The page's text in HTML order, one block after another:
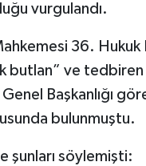
vurgulandı.
36.
butlan” ve tedbiren
Genel Başkanlığı
bulunmuştu.
şunları söylemişti: